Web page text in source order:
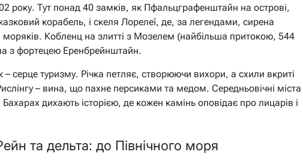
року. Тут понад 40 замків, як Пфальцграфенштайн на острові,
корабель, і скеля Лорелеї, де, за легендами, сирена
Кобленц на злитті з Мозелем (найбільша притокою, 544
з фортецею Еренбрейнштайн.
– серце туризму. Річка петляє, створюючи вихори, а схили вкриті
– вина, що пахне персиками та медом. Середньовічні міста
дихають історією, де кожен камінь оповідає про лицарів і
та дельта: до Північного моря